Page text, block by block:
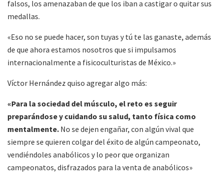
falsos, los amenazaban de que los iban a castigar o quitar sus
medallas.
«Eso no se puede hacer, son tuyas y tú te las ganaste, además
de que ahora estamos nosotros que si impulsamos
internacionalmente a fisicoculturistas de México.»
Víctor Hernández quiso agregar algo más:
«Para la sociedad del músculo, el reto es seguir
preparándose y cuidando su salud, tanto física como
mentalmente. No se dejen engañar, con algún vival que
siempre se quieren colgar del éxito de algún campeonato,
vendiéndoles anabólicos y lo peor que organizan
campeonatos, disfrazados para la venta de anabólicos»